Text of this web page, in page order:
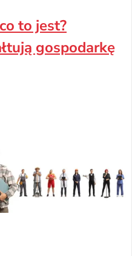
to jest?
gospodarkę